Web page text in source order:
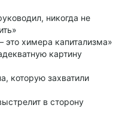
никогда не
это химера капитализма»
картину
которую захватили
в сторону